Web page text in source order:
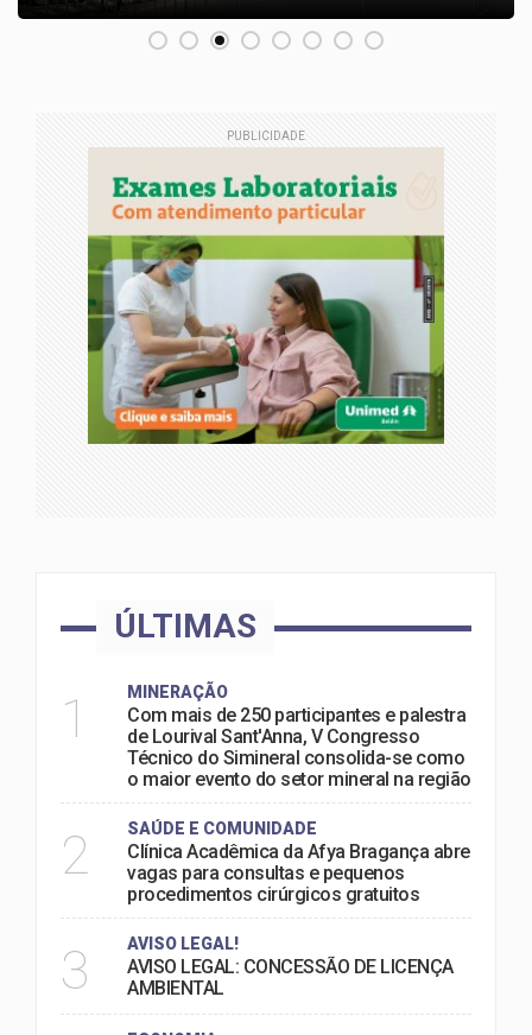
PUBLICIDADE
ÚLTIMAS
1 MINERAÇÃO
Com mais de 250 participantes e palestra
de Lourival Sant'Anna, V Congresso
Técnico do Simineral consolida-se como
o maior evento do setor mineral na região
2 SAÚDE E COMUNIDADE
Clínica Acadêmica da Afya Bragança abre
vagas para consultas e pequenos
procedimentos cirúrgicos gratuitos
3 AVISO LEGAL!
AVISO LEGAL: CONCESSÃO DE LICENÇA
AMBIENTAL